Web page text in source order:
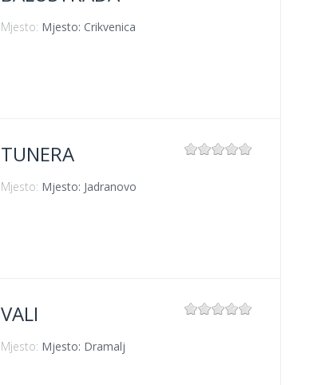
Mjesto: Mjesto: Crikvenica
TUNERA
Mjesto: Mjesto: Jadranovo
VALI
Mjesto: Mjesto: Dramalj